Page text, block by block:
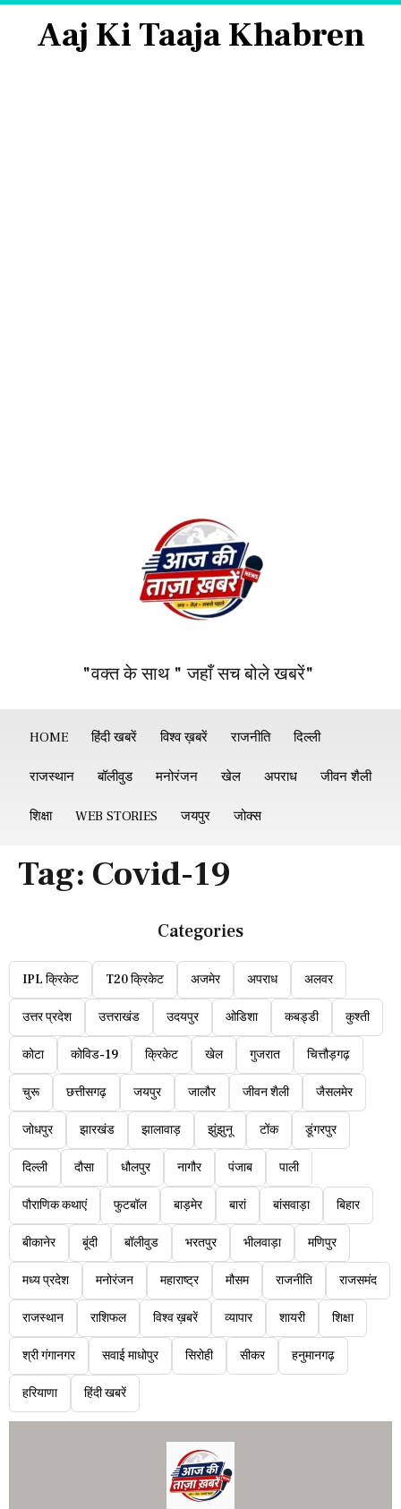
Aaj Ki Taaja Khabren
"वक्त के साथ " जहाँ सच बोले खबरें"
HOME हिंदी खबरें विश्व ख़बरें राजनीति दिल्ली
राजस्थान बॉलीवुड मनोरंजन खेल अपराध जीवन शैली
शिक्षा WEB STORIES जयपुर जोक्स
Tag: Covid-19
Categories
IPL क्रिकेट T20 क्रिकेट अजमेर अपराध अलवर
उत्तर प्रदेश उत्तराखंड उदयपुर ओडिशा कबड्डी कुश्ती
कोटा कोविड-19 क्रिकेट खेल गुजरात चित्तौड़गढ़
चुरू छत्तीसगढ़ जयपुर जालौर जीवन शैली जैसलमेर
जोधपुर झारखंड झालावाड़ झुंझुनू टोंक डूंगरपुर
दिल्ली दौसा धौलपुर नागौर पंजाब पाली
पौराणिक कथाएं फुटबॉल बाड़मेर बारां बांसवाड़ा बिहार
बीकानेर बूंदी बॉलीवुड भरतपुर भीलवाड़ा मणिपुर
मध्य प्रदेश मनोरंजन महाराष्ट्र मौसम राजनीति राजसमंद
राजस्थान राशिफल विश्व ख़बरें व्यापार शायरी शिक्षा
श्री गंगानगर सवाई माधोपुर सिरोही सीकर हनुमानगढ़
हरियाणा हिंदी खबरें